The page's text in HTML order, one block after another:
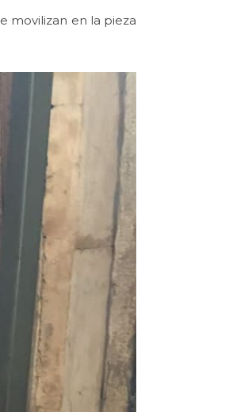
movilizan en la pieza